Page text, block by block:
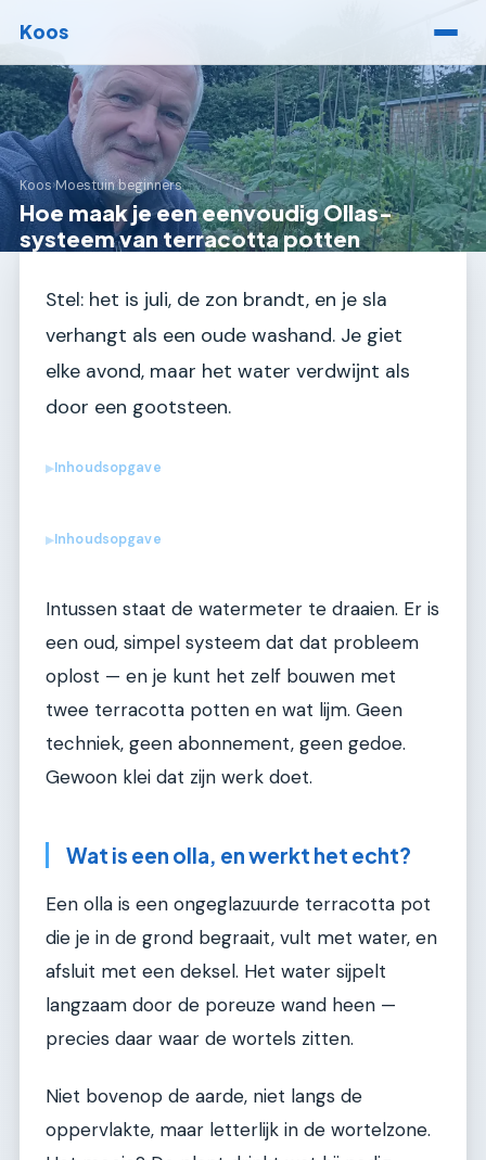
Koos
Koos›Moestuin beginners
Hoe maak je een eenvoudig Ollas-
systeem van terracotta potten
Stel: het is juli, de zon brandt, en je sla
verhangt als een oude washand. Je giet
elke avond, maar het water verdwijnt als
door een gootsteen.
▶Inhoudsopgave
▶Inhoudsopgave
Intussen staat de watermeter te draaien. Er is
een oud, simpel systeem dat dat probleem
oplost — en je kunt het zelf bouwen met
twee terracotta potten en wat lijm. Geen
techniek, geen abonnement, geen gedoe.
Gewoon klei dat zijn werk doet.
Wat is een olla, en werkt het echt?
Een olla is een ongeglazuurde terracotta pot
die je in de grond begraait, vult met water, en
afsluit met een deksel. Het water sijpelt
langzaam door de poreuze wand heen —
precies daar waar de wortels zitten.
Niet bovenop de aarde, niet langs de
oppervlakte, maar letterlijk in de wortelzone.